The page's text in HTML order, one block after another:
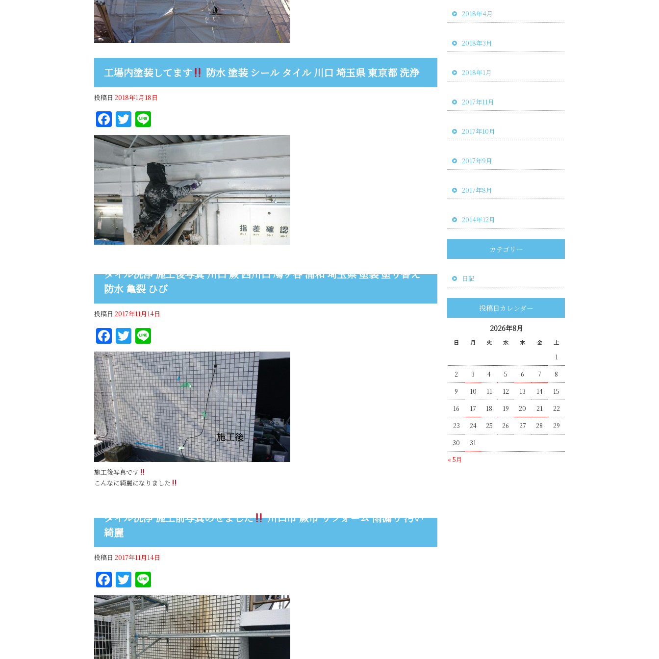
工場内塗装してます 防水 塗装 シール タイル 川口 埼玉県 東京都 洗浄
投稿日 2018年1月18日
Facebook
Twitter
タイル洗浄 施工後写真 川口 蕨 西川口 鳩ヶ谷 浦和 埼玉県 塗装 塗り替え
防水 亀裂 ひび
投稿日 2017年11月14日
Facebook
Twitter
施工後写真です
こんなに綺麗になりました
タイル洗浄 施工前写真のせました
川口市 蕨市 リフォーム 雨漏り 汚い
綺麗
投稿日 2017年11月14日
Facebook
Twitter
2018年4月
2018年3月
2018年1月
2017年11月
2017年10月
2017年9月
2017年8月
2014年12月
カテゴリー
日記
投稿日カレンダー
2026年8月
日 月 火 水 木 金 土
« 5月
1
2 3 4 5 6 7 8
9 10 11 12 13 14 15
16 17 18 19 20 21 22
23 24 25 26 27 28 29
30 31